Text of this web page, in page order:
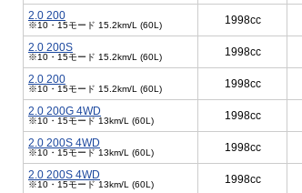
2.0 200
※10・15モード 15.2km/L (60L) 1998cc
2.0 200S
※10・15モード 15.2km/L (60L) 1998cc
2.0 200
※10・15モード 15.2km/L (60L) 1998cc
2.0 200G 4WD
※10・15モード 13km/L (60L) 1998cc
2.0 200S 4WD
※10・15モード 13km/L (60L) 1998cc
2.0 200S 4WD
※10・15モード 13km/L (60L) 1998cc